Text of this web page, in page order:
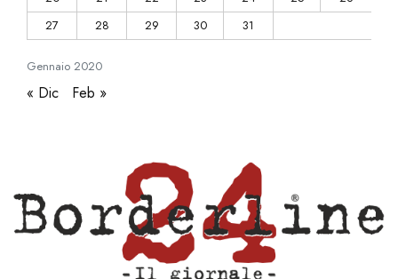
Gennaio 2020
27
28 29 30 31
« Dic Feb »